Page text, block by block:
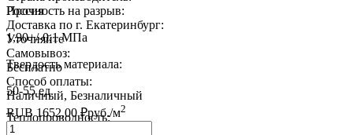
Прочность на разрыв:
1,90+/-0,1 МПа
Твердость материала:
50-55 ед.
Теплопроводность:
Россия
Доставка по г. Екатеринбург:
Уточняйте
Самовывоз:
Бесплатно
Способ оплаты:
Наличный, Безналичный
RUB 1652,00₽руб./м2
Quantity